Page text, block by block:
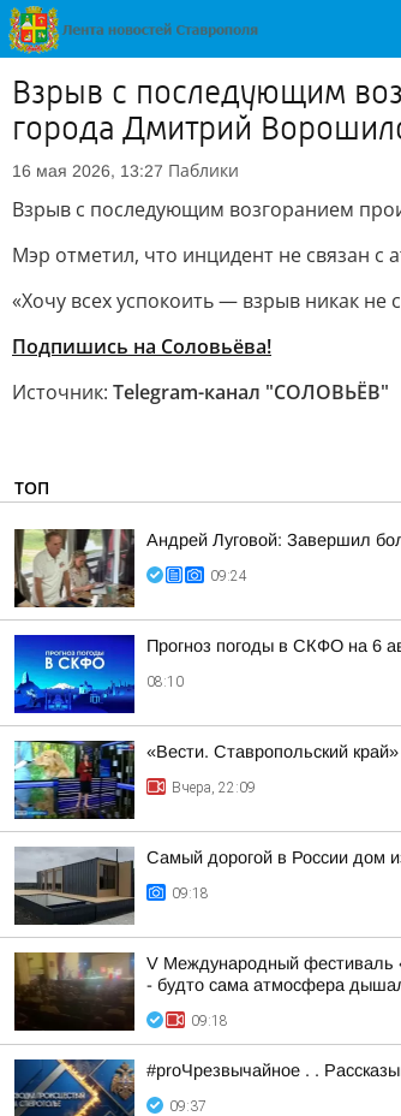
Взрыв с последующим
города Дмитрий
16 мая 2026, 13:27 Паблики
Взрыв с последующим возгоранием
Мэр отметил, что инцидент не связан с
«Хочу всех успокоить — взрыв никак не
Подпишись на Соловьёва!
Источник: Telegram-канал "СОЛОВЬЁВ"
ТОП
Андрей Луговой: Завершил
09:24
Прогноз погоды в СКФО на 6
08:10
«Вести. Ставропольский
Вчера, 22:09
Самый дорогой в России дом
09:18
V Международный фестиваль
- будто сама атмосфера
09:18
#proЧрезвычайное . .
09:37